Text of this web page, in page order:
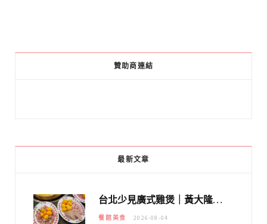
贊助商連結
最新文章
台北少見廣式雞煲｜黃大隆濃郁煲湯：經典提燈與溫體雞肉，熬夜修仙不如來喝湯！
餐館美食 2026-08-04